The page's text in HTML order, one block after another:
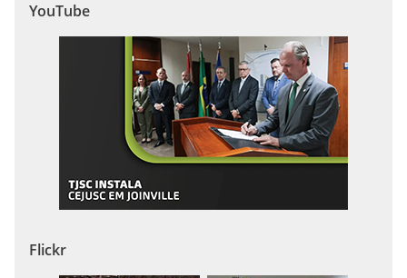
YouTube
Flickr